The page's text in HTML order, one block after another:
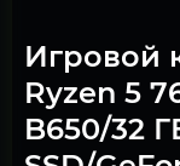
Игровой
Ryzen 5
B650/32